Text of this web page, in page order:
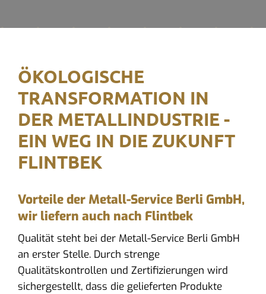
ÖKOLOGISCHE
TRANSFORMATION IN
DER METALLINDUSTRIE -
EIN WEG IN DIE ZUKUNFT
FLINTBEK
Vorteile der Metall-Service Berli GmbH,
wir liefern auch nach Flintbek
Qualität steht bei der Metall-Service Berli GmbH
an erster Stelle. Durch strenge
Qualitätskontrollen und Zertifizierungen wird
sichergestellt, dass die gelieferten Produkte